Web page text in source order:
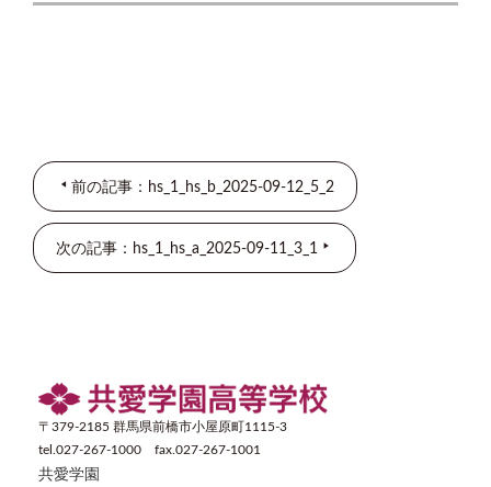
前の記事：hs_1_hs_b_2025-09-12_5_2
次の記事：hs_1_hs_a_2025-09-11_3_1
〒379-2185 群馬県前橋市小屋原町1115-3
tel.027-267-1000 fax.027-267-1001
共愛学園